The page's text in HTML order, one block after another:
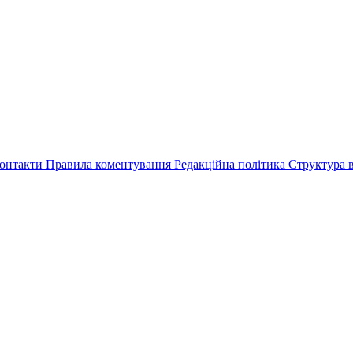
Правила коментування Редакційна політика Структура